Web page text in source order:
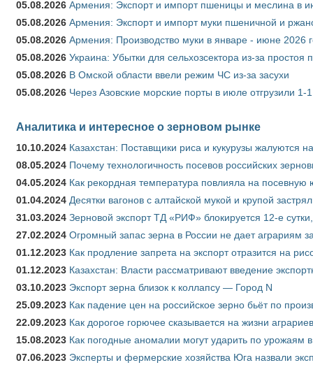
05.08.2026 Армения: Экспорт и импорт пшеницы и меслина в
05.08.2026 Армения: Экспорт и импорт муки пшеничной и
05.08.2026 Армения: Производство муки в январе - июне 2026
05.08.2026 Украина: Убытки для сельхозсектора из-за простоя
05.08.2026 В Омской области ввели режим ЧС из-за засухи
05.08.2026 Через Азовские морские порты в июле отгрузили
Аналитика и интересное о зерновом рынке
10.10.2024 Казахстан: Поставщики риса и кукурузы жалуются
08.05.2024 Почему технологичность посевов российских
04.05.2024 Как рекордная температура повлияла на
01.04.2024 Десятки вагонов с алтайской мукой и крупой
31.03.2024 Зерновой экспорт ТД «РИФ» блокируется 12-е
27.02.2024 Огромный запас зерна в России не дает аграриям
01.12.2023 Как продление запрета на экспорт отразится на
01.12.2023 Казахстан: Власти рассматривают введение
03.10.2023 Экспорт зерна близок к коллапсу — Город N
25.09.2023 Как падение цен на российское зерно бьёт по
22.09.2023 Как дорогое горючее сказывается на жизни аграриев
15.08.2023 Как погодные аномалии могут ударить по урожаям
07.06.2023 Эксперты и фермерские хозяйства Юга назвали